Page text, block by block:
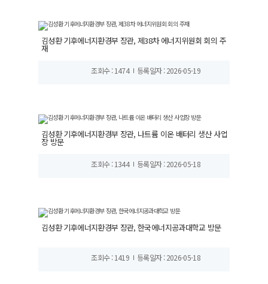
김성환 기후에너지환경부 장관, 제38차 에너지위원회 회의 주
재
조회수 : 1474 등록일자 : 2026-05-19
김성환 기후에너지환경부 장관, 나트륨 이온 배터리 생산 사업
장 방문
조회수 : 1344 등록일자 : 2026-05-18
김성환 기후에너지환경부 장관, 한국에너지공과대학교 방문
조회수 : 1419 등록일자 : 2026-05-18